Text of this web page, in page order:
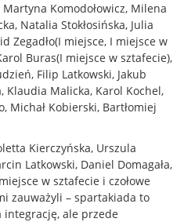
Komodołowicz, Milena
Natalia Stokłosińska, Julia
Zegadło(I miejsce, I miejsce w
Buras(I miejsce w sztafecie),
Filip Latkowski, Jakub
Klaudia Malicka, Karol Kochel,
Michał Kobierski, Bartłomiej
Kierczyńska, Urszula
Latkowski, Daniel Domagała,
w sztafecie i czołowe
zauważyli – spartakiada to
integrację, ale przede